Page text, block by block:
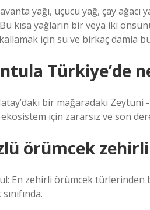
yağı, uçucu yağ, çay
kısa yağların bir veya iki
için su ve birkaç damla
Türkiye’de
bir mağaradaki
için zararsız ve son
örümcek
En zehirli örümcek türlerinden